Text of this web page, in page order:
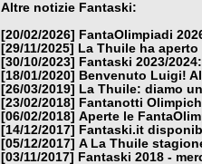
Altre notizie Fantaski:
[20/02/2026]
FantaOlimpiadi
[29/11/2025]
La Thuile ha
[30/10/2023]
Fantaski 2023/
[18/01/2020]
Benvenuto Luigi!
[26/03/2019]
La Thuile: diamo
[23/02/2018]
Fantanotti
[06/02/2018] Aperte le
[14/12/2017]
Fantaski.it
[05/12/2017] A La Thuile
[03/11/2017]
Fantaski 2018 -